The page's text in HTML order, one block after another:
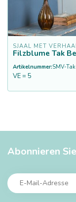
SJAAL MET
Filzblume Tak
Artikelnummer:SMV-
VE = 5
Abonnieren